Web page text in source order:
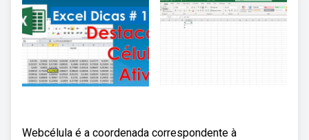
Webcélula é a coordenada correspondente à